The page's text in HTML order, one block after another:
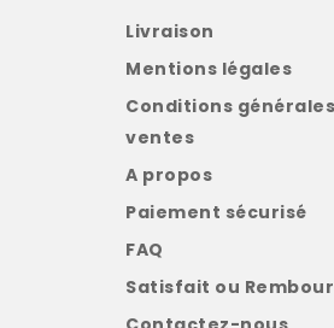
Livraison
Mentions légales
Conditions
ventes
A propos
Paiement sécurisé
FAQ
Satisfait ou